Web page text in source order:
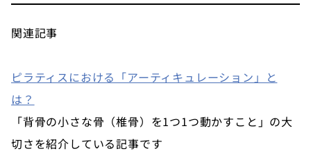
関連記事
ピラティスにおける「アーティキュレーション」と
は？
「背骨の小さな骨（椎骨）を1つ1つ動かすこと」の大
切さを紹介している記事です